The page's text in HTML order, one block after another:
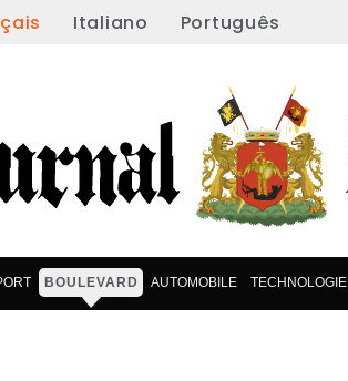
Italiano Português
BOULEVARD AUTOMOBILE TECHNOLOGIE